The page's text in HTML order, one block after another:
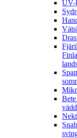
UV-